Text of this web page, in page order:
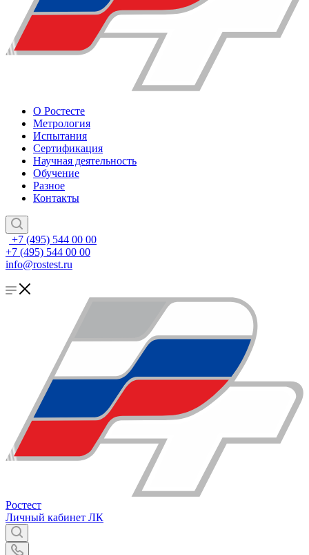
О Ростесте
Метрология
Испытания
Сертификация
Научная деятельность
Обучение
Разное
Контакты
+7 (495) 544 00 00
+7 (495) 544 00 00
info@rostest.ru
Ростест
Личный кабинет ЛК